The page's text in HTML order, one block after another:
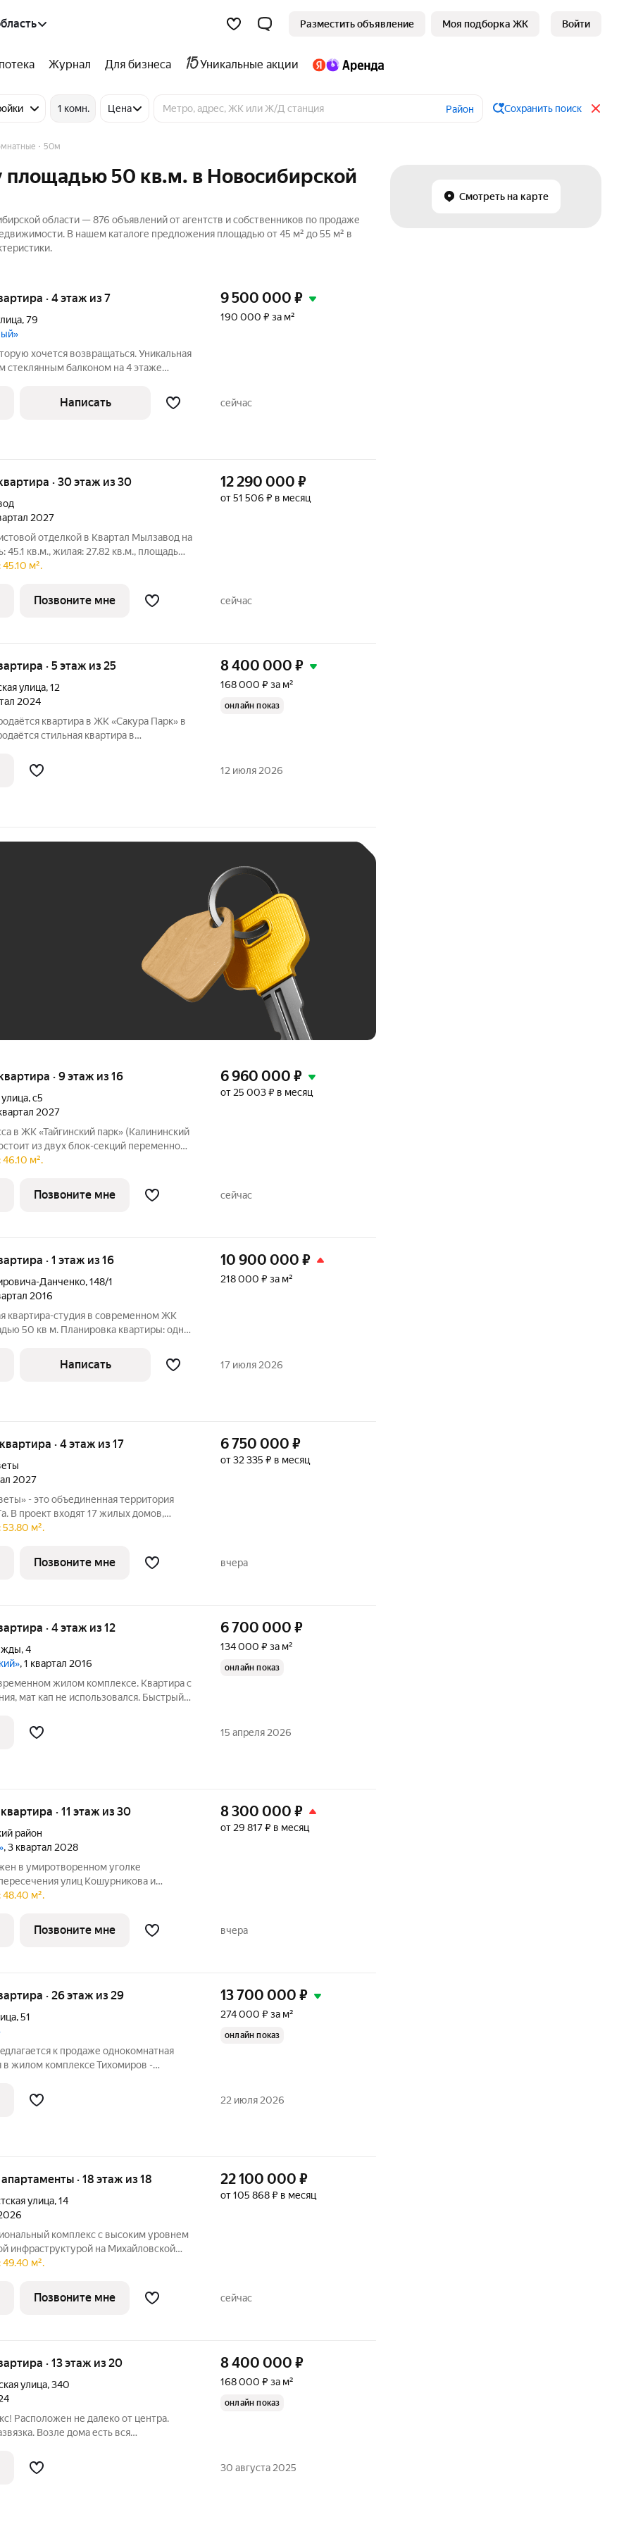
Разместить объявление Моя подборка ЖК Войти
Журнал Для бизнеса Уникальные акции
1 комн. Цена Район Сохранить поиск
Смотреть на карте
50м
площадью 50 кв.м. в Новосибирской
области — 876 объявлений от агентств и собственников по продаже
В нашем каталоге предложения площадью от 45 м² до 55 м² в
· 4 этаж из 7
,79
хочется возвращаться. Уникальная
стеклянным балконом на 4 этаже
и постирочная. Ремонт от
9 500 000 ₽
190 000 ₽ за м²
Написать сейчас
· 30 этаж из 30
2027
отделкой в Квартал Мылзавод на
кв.м., жилая: 27.82 кв.м., площадь
2.72 м. Студия в квартале
12 290 000 ₽
от 51 506 ₽ в месяц
м².
Позвоните мне сейчас
· 5 этаж из 25
улица,12
2024
квартира в ЖК «Сакура Парк» в
стильная квартира в
8 400 000 ₽
168 000 ₽ за м²
онлайн показ
12 июля 2026
· 9 этаж из 16
улица,с5
2027
в ЖК «Тайгинский парк» (Калининский
из двух блок-секций переменной
На первом этаже расположено
6 960 000 ₽
от 25 003 ₽ в месяц
м².
Позвоните мне сейчас
· 1 этаж из 16
Данченко,148/1
2016
квартира-студия в современном ЖК
50 кв м. Планировка квартиры: одна
площадью 8,1 кв.м. Квартира на
10 900 000 ₽
218 000 ₽ за м²
Написать 17 июля 2026
· 4 этаж из 17
2027
- это объединенная территория
В проект входят 17 жилых домов,
открытого типа и многоуровневый
6 750 000 ₽
от 32 335 ₽ в месяц
53.80 м².
Позвоните мне вчера
· 4 этаж из 12
,4
, 1 квартал 2016
жилом комплексе. Квартира с
мат кап не использовался. Быстрый
6 700 000 ₽
134 000 ₽ за м²
онлайн показ
15 апреля 2026
· 11 этаж из 30
район
, 3 квартал 2028
в умиротворенном уголке
улиц Кошурникова и
скрыта от интенсивного
8 300 000 ₽
от 29 817 ₽ в месяц
48.40 м².
Позвоните мне вчера
· 26 этаж из 29
,51
к продаже однокомнатная
в жилом комплекce Тихoмирoв -
cтиль жизни. Жилой комплекc
13 700 000 ₽
274 000 ₽ за м²
онлайн показ
22 июля 2026
· 18 этаж из 18
улица,14
комплекс с высоким уровнем
инфраструктурой на Михайловской
комплекса позволяет
22 100 000 ₽
от 105 868 ₽ в месяц
49.40 м².
Позвоните мне сейчас
· 13 этаж из 20
улица,340
Расположен не далеко от центра.
Возле дома есть вся
вопросы!
8 400 000 ₽
168 000 ₽ за м²
онлайн показ
30 августа 2025